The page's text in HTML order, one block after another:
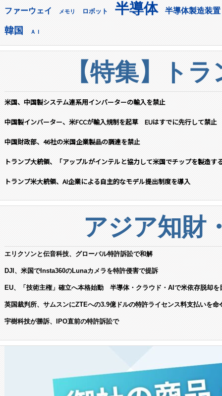
ファーウェイ メモリ ロボット 半導体 半導体製造装置
韓国 ＡＩ
【特集】ト
米国、中国製システム連系用インバーターの輸入を禁止
中国製インバーター、米FCCが輸入規制を起草 EUはすでに先行して禁止
中国財政部、46社の米国企業製品の調達を禁止
トランプ大統領、「アップルがインテルと協力して米国でチップを製造す
トランプ米大統領、AI企業による自主的なモデル提出制度を導入
アジア知財
エリクソンと伝音科技、グローバル特許訴訟で和解
DJI、米国でInsta360のLunaカメラを特許侵害で提訴
EU、「技術主権」確立へ本格始動 半導体・クラウド・AIで米依存脱却を
英国裁判所、サムスンにZTEへの3.9億ドルの特許ライセンス料支払いを命
宇樹科技が勝訴、IPO直前の特許訴訟で